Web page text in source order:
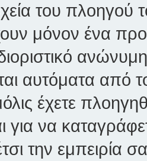
του πλοηγού
μόνον ένα
αυτόματα από
έχετε
για να
την εμπειρία